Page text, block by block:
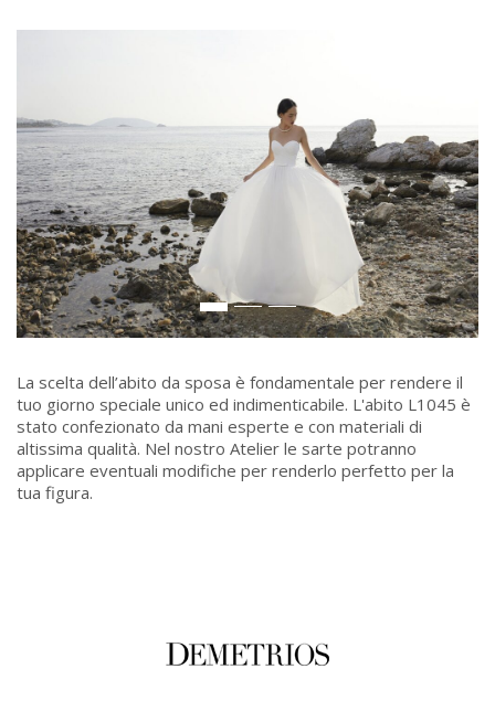
La scelta dell’abito da sposa è fondamentale per rendere il
tuo giorno speciale unico ed indimenticabile. L'abito L1045 è
stato confezionato da mani esperte e con materiali di
altissima qualità. Nel nostro Atelier le sarte potranno
applicare eventuali modifiche per renderlo perfetto per la
tua figura.